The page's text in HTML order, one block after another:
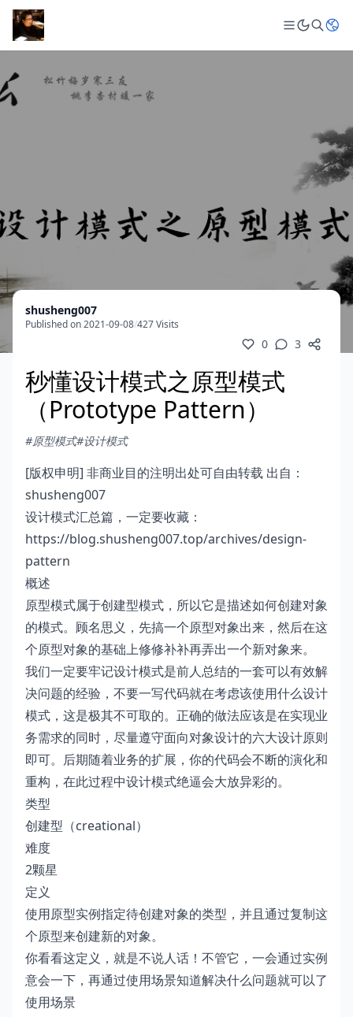
shusheng007
Published on 2021-09-08/427 Visits
0 3
秒懂设计模式之原型模式
（Prototype Pattern）
#原型模式#设计模式
[版权申明] 非商业目的注明出处可自由转载 出自：
shusheng007
设计模式汇总篇，一定要收藏：
https://blog.shusheng007.top/archives/design-
pattern
概述
原型模式属于创建型模式，所以它是描述如何创建对象
的模式。顾名思义，先搞一个原型对象出来，然后在这
个原型对象的基础上修修补补再弄出一个新对象来。
我们一定要牢记设计模式是前人总结的一套可以有效解
决问题的经验，不要一写代码就在考虑该使用什么设计
模式，这是极其不可取的。正确的做法应该是在实现业
务需求的同时，尽量遵守面向对象设计的六大设计原则
即可。后期随着业务的扩展，你的代码会不断的演化和
重构，在此过程中设计模式绝逼会大放异彩的。
类型
创建型（creational）
难度
2颗星
定义
使用原型实例指定待创建对象的类型，并且通过复制这
个原型来创建新的对象。
你看看这定义，就是不说人话！不管它，一会通过实例
意会一下，再通过使用场景知道解决什么问题就可以了
使用场景